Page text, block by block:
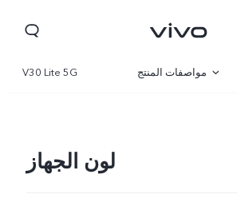
V30 Lite 5G مواصفات المنتج
لون الجهاز